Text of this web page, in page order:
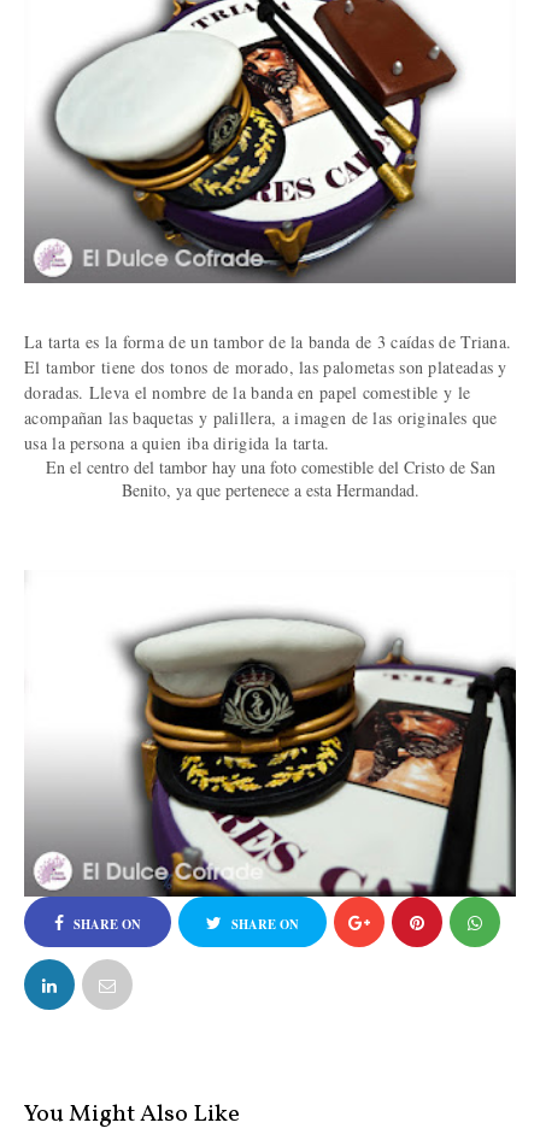
La tarta es la forma de un tambor de la banda de 3 caídas de Triana.
El tambor tiene dos tonos de morado, las palometas son plateadas y
doradas. Lleva el nombre de la banda en papel comestible y le
acompañan las baquetas y palillera, a imagen de las originales que
usa la persona a quien iba dirigida la tarta.
En el centro del tambor hay una foto comestible del Cristo de San
Benito, ya que pertenece a esta Hermandad.
SHARE ON
FACEBOOK
SHARE ON
You Might Also Like